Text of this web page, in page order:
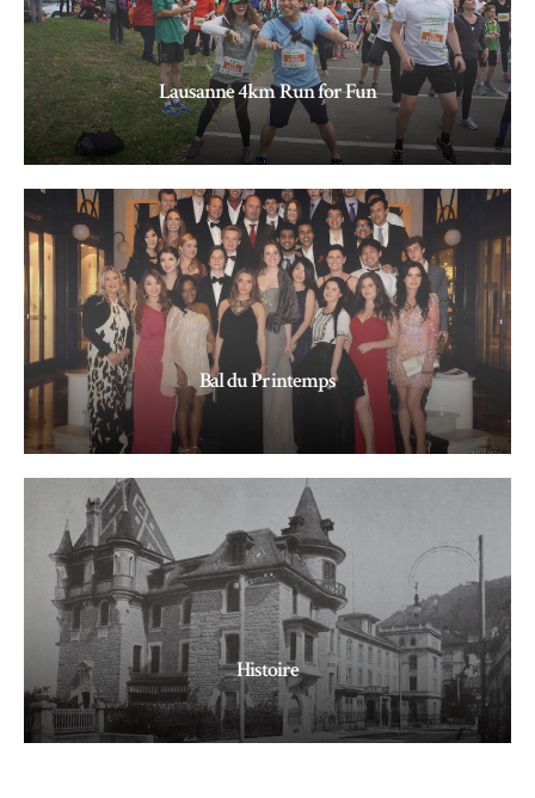
Lausanne 4km Run for Fun
LIRE LA SUITE »
Bal du Printemps
LIRE LA SUITE »
Histoire